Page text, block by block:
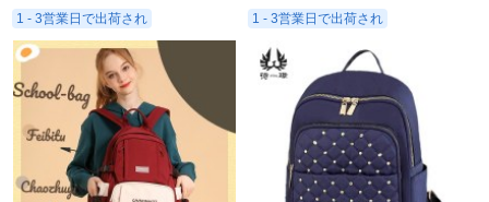
1 - 3営業日で出荷され 1 - 3営業日で出荷され